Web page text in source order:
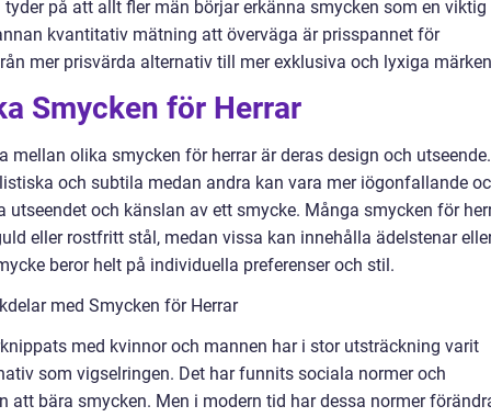
tyder på att allt fler män börjar erkänna smycken som en viktig
kvantitativ mätning att överväga är prisspannet för
mer prisvärda alternativ till mer exklusiva och lyxiga
Smycken för Herrar
mellan olika smycken för herrar är deras design och utseende.
och subtila medan andra kan vara mer iögonfallande
och känslan av ett smycke. Många smycken för
eller rostfritt stål, medan vissa kan innehålla ädelstenar
beror helt på individuella preferenser och stil.
med Smycken för Herrar
med kvinnor och mannen har i stor utsträckning varit
som vigselringen. Det har funnits sociala normer och
att bära smycken. Men i modern tid har dessa normer